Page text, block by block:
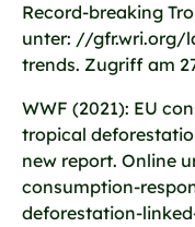
Record-breaking
unter: //gfr.wri.org/
trends. Zugriff am
WWF (2021): EU
tropical
new report. Online
consumption-
deforestation-